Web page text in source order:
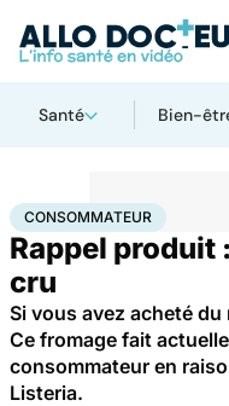
Santé Bien-
AccueilSantéConsommateur
CONSOMMATEUR
Rappel produit
cru
Si vous avez acheté
Ce fromage fait
consommateur en
Listeria.